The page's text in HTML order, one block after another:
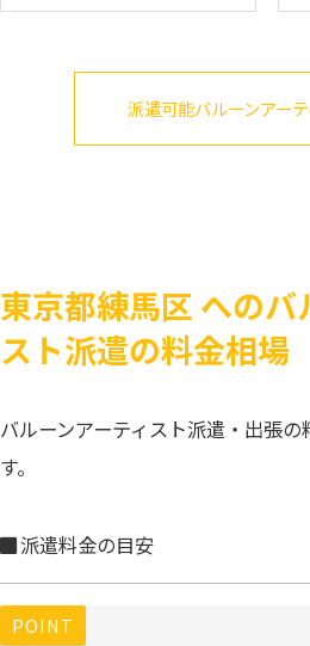
派遣可能バルーンアー
東京都練馬区 へのバ
スト派遣の料金相場
バルーンアーティスト派遣・出張
す。
派遣料金の目安
POINT